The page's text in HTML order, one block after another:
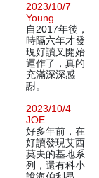
2023/10/7
Young
自2017年後，
時隔六年才發
現好讀又開始
運作了，真的
充滿深深感
謝。
2023/10/4
JOE
好多年前，在
好讀發現艾西
莫夫的基地系
列，還有科小